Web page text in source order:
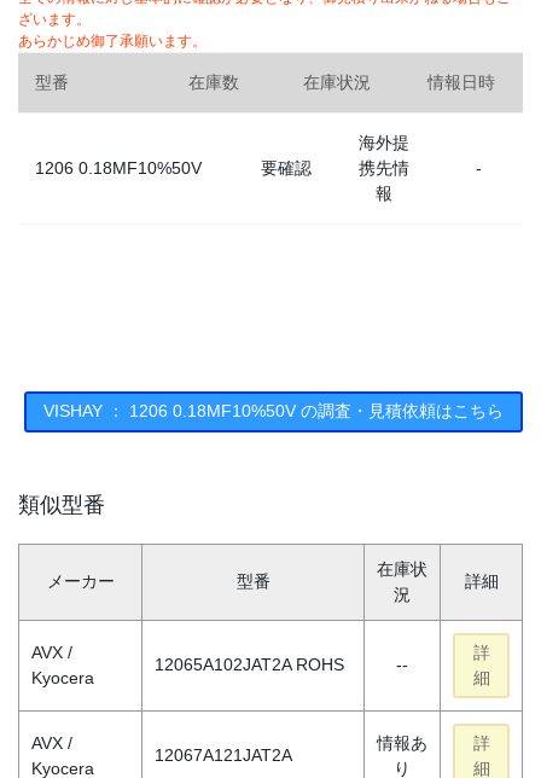
ざいます。
あらかじめ御了承願います。
型番 在庫数 在庫状況 情報日時
1206 0.18MF10%50V 要確認
海外提
携先情
報
-
VISHAY ： 1206 0.18MF10%50V の調査・見積依頼はこちら
類似型番
メーカー 型番
在庫状
況
詳細
AVX /
Kyocera
12065A102JAT2A ROHS --
詳
細
AVX /
Kyocera
12067A121JAT2A
情報あ
り
詳
細